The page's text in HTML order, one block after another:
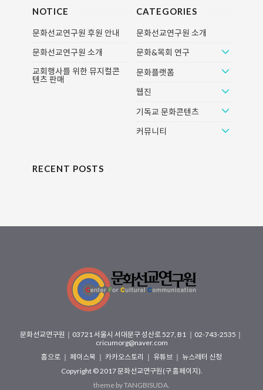
NOTICE
문화선교연구원 후원 안내
문화선교연구원 소개
교회행사를 위한 뮤지컬콘
텐츠 판매
CATEGORIES
문화선교연구원 소개
문화&목회 연구
문화플랫폼
웹진
기독교 문화콘텐츠
커뮤니티
RECENT POSTS
문화선교연구원 ｜ 03721 서울시 서대문구 성산로 527, B1 ｜02-743-2535｜
cricumorg@naver.com
홈으로 ｜ 페이스북 ｜ 카카오스토리 ｜ 유튜브 ｜ 뉴스레터 신청
Copyright © 2017문화선교연구원(구 홈페이지)
theme byTANGBISUDA